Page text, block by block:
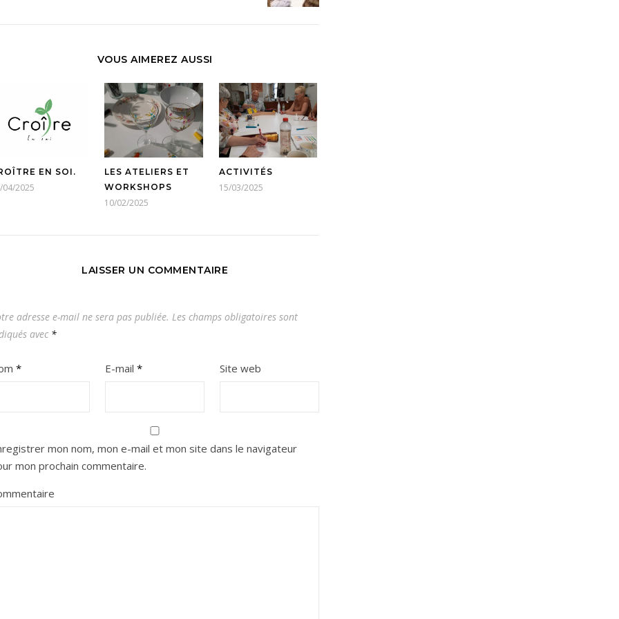
VOUS AIMEREZ AUSSI
EN SOI.
04/2025
LES ATELIERS ET
WORKSHOPS
10/02/2025
ACTIVITÉS
15/03/2025
LAISSER UN COMMENTAIRE
adresse e-mail ne sera pas publiée. Les champs obligatoires sont
avec *
* E-mail * Site web
mon nom, mon e-mail et mon site dans le navigateur
mon prochain commentaire.